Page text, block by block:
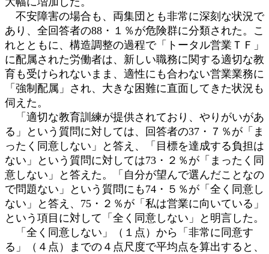
不安障害の場合も、両集団とも非常に深刻な状況で
あり、全回答者の88・１％が危険群に分類された。こ
れとともに、構造調整の過程で「トータル営業ＴＦ」
に配属された労働者は、新しい職務に関する適切な教
育も受けられないまま、適性にも合わない営業業務に
「強制配属」され、大きな困難に直面してきた状況も
伺えた。
「適切な教育訓練が提供されており、やりがいがあ
る」という質問に対しては、回答者の37・７％が「ま
ったく同意しない」と答え、「目標を達成する負担は
ない」という質問に対しては73・２％が「まったく同
意しない」と答えた。「自分が望んで選んだことなの
で問題ない」という質問にも74・５％が「全く同意し
ない」と答え、75・２％が「私は営業に向いている」
という項目に対して「全く同意しない」と明言した。
「全く同意しない」（１点）から「非常に同意す
る」（４点）までの４点尺度で平均点を算出すると、